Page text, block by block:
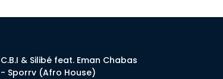
C.B.I & Silibé feat. Eman Chabas
- Sporrv (Afro House)